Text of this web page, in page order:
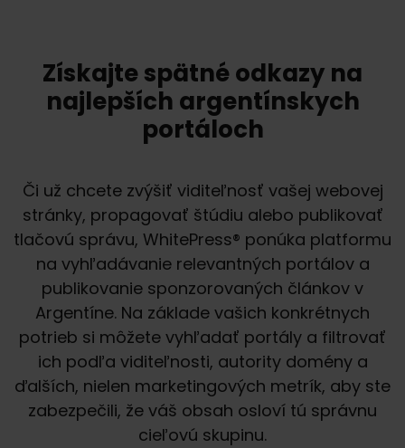
Získajte spätné odkazy na
najlepších argentínskych
portáloch
Či už chcete zvýšiť viditeľnosť vašej webovej
stránky, propagovať štúdiu alebo publikovať
tlačovú správu, WhitePress® ponúka platformu
na vyhľadávanie relevantných portálov a
publikovanie sponzorovaných článkov v
Argentíne. Na základe vašich konkrétnych
potrieb si môžete vyhľadať portály a filtrovať
ich podľa viditeľnosti, autority domény a
ďalších, nielen marketingových metrík, aby ste
zabezpečili, že váš obsah osloví tú správnu
cieľovú skupinu.